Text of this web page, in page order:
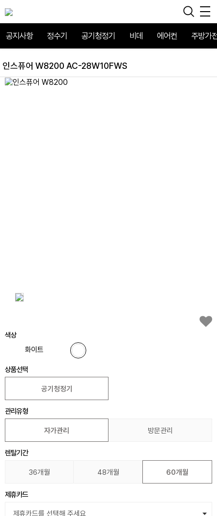
공지사항 정수기 공기청정기 비데 에어컨 주방가
인스퓨어 W8200 AC-28W10FWS
색상
화이트
상품선택
공기청정기
관리유형
자가관리 방문관리
렌탈기간
36개월 48개월 60개월
제휴카드